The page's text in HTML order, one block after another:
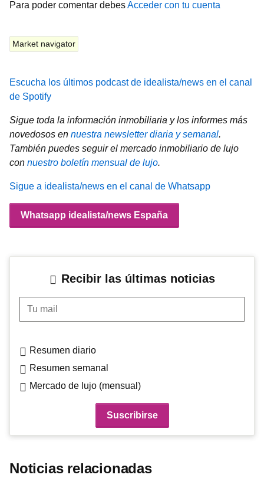
Para poder comentar debesAcceder con tu cuenta
Market navigator
Escucha los últimos podcast de idealista/news en el canal
de Spotify
Sigue toda la información inmobiliaria y los informes más
novedosos en nuestra newsletter diaria y semanal.
También puedes seguir el mercado inmobiliario de lujo
con nuestro boletín mensual de lujo.
Sigue a idealista/news en el canal de Whatsapp
Whatsapp idealista/news España
Recibir las últimas noticias
Tu mail
Resumen diario
Resumen semanal
Mercado de lujo (mensual)
Noticias relacionadas